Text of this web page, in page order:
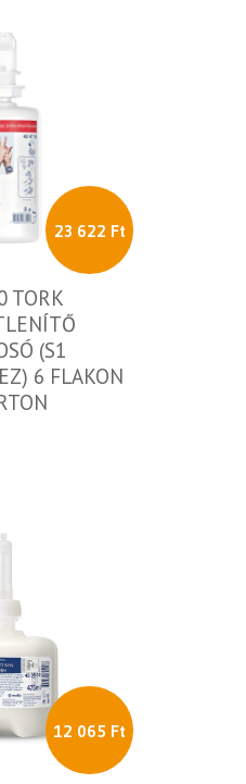
23 622 Ft
TORK
(S1
6 FLAKON
12 065 Ft